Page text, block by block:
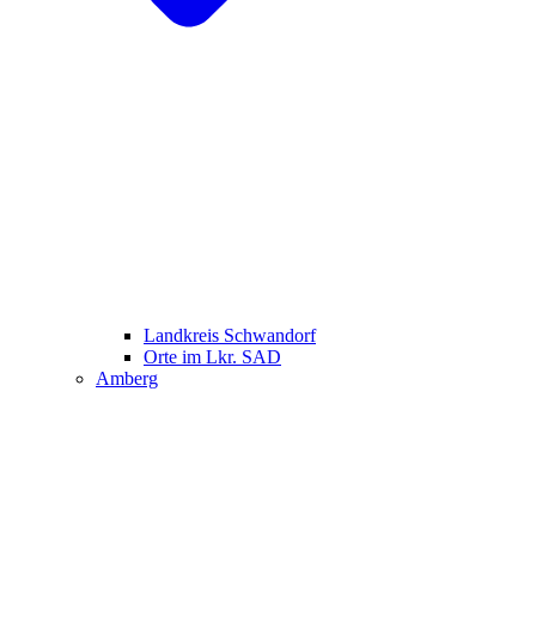
Landkreis Schwandorf
Orte im Lkr. SAD
Amberg